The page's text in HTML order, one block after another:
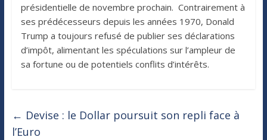
présidentielle de novembre prochain. Contrairement à
ses prédécesseurs depuis les années 1970, Donald
Trump a toujours refusé de publier ses déclarations
d’impôt, alimentant les spéculations sur l’ampleur de
sa fortune ou de potentiels conflits d’intérêts.
← Devise : le Dollar poursuit son repli face à
l’Euro